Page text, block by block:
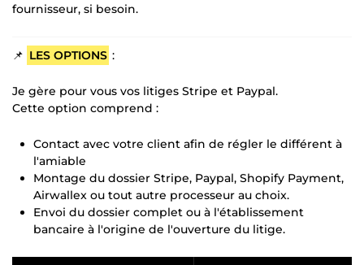
fournisseur, si besoin.
📌 LES OPTIONS :
Je gère pour vous vos litiges Stripe et Paypal.
Cette option comprend :
Contact avec votre client afin de régler le différent à
l'amiable
Montage du dossier Stripe, Paypal, Shopify Payment,
Airwallex ou tout autre processeur au choix.
Envoi du dossier complet ou à l'établissement
bancaire à l'origine de l'ouverture du litige.